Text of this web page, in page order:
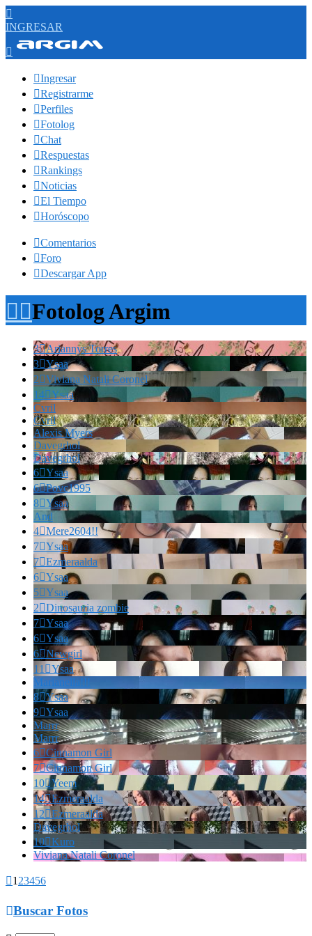

INGRESAR

Ingresar
Registrarme
Perfiles
Fotolog
Chat
Respuestas
Rankings
Noticias
El Tiempo
Horóscopo
Comentarios
Foro
Descargar App
Fotolog Argim
3Ariannys Torres
3Ysaa
2Viviana Natali Coronel
14Ysaa
Cvril
Cvril
Alexis Myers
Davegrhol
Davegrhol
6Ysaa
6Povc1995
8Ysaa
And
4Mere2604!!
7Ysaa
7Ezmeraalda
6Ysaa
5Ysaa
2Dinosauria zombie
7Ysaa
6Ysaa
6Newgirl
11 Ysaa
Marianella!!!
8Ysaa
9Ysaa
Marrr
Marrr
6Cinnamon Girl
7Cinnamon Girl
10Yeem
14Ezmeraalda
12Ezmeraalda
Davegrhol
10Kuro
Viviana Natali Coronel
1 23456
Buscar Fotos